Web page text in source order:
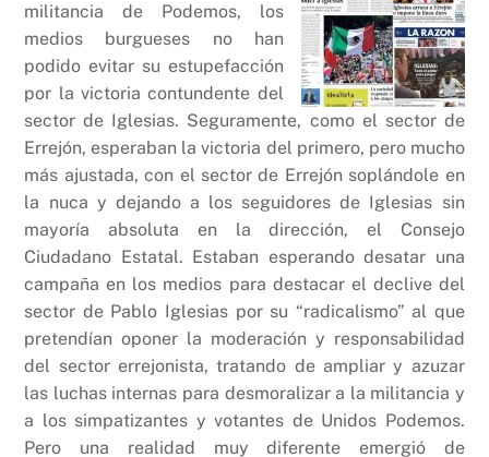
militancia de Podemos, los
medios burgueses no han
podido evitar su estupefacción
por la victoria contundente del
sector de Iglesias. Seguramente, como el sector de
Errejón, esperaban la victoria del primero, pero mucho
más ajustada, con el sector de Errejón soplándole en
la nuca y dejando a los seguidores de Iglesias sin
mayoría absoluta en la dirección, el Consejo
Ciudadano Estatal. Estaban esperando desatar una
campaña en los medios para destacar el declive del
sector de Pablo Iglesias por su “radicalismo” al que
pretendían oponer la moderación y responsabilidad
del sector errejonista, tratando de ampliar y azuzar
las luchas internas para desmoralizar a la militancia y
a los simpatizantes y votantes de Unidos Podemos.
Pero una realidad muy diferente emergió de